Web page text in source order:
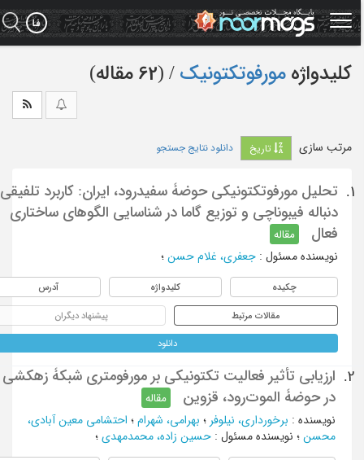
کلیدواژه مورفوتکتونیک ‏/ (62 مقاله)
مرتب سازی تاریخ دانلود نتایج جستجو
1.
تحلیل مورفوتکتونیکی حوضۀ سفیدرود، ایران: کاربرد تلفیقی
دنباله فیبوناچی و توزیع گاما در شناسایی الگوهای ساختاری
فعال
مقاله
نویسنده مسئول : جعفری، غلام حسن؛
چکیده کلیدواژه آدرس
مقالات مرتبط پیشنهاد دیگران
دانلود
2.
ارزیابی تأثیر فعالیت تکتونیکی بر مورفومتری شبکۀ زهکشی
در حوضۀ الموت‌رود، قزوین
مقاله
نویسنده: برخورداری، نیلوفر؛ بهرامی، شهرام؛ احتشامی معین آبادی،
محسن؛ نویسنده مسئول : حسین زاده، محمدمهدی؛